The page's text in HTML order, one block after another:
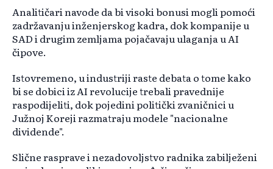
Analitičari navode da bi visoki bonusi mogli pomoći
zadržavanju inženjerskog kadra, dok kompanije u
SAD i drugim zemljama pojačavaju ulaganja u AI
čipove.
Istovremeno, u industriji raste debata o tome kako
bi se dobici iz AI revolucije trebali pravednije
raspodijeliti, dok pojedini politički zvaničnici u
Južnoj Koreji razmatraju modele "nacionalne
dividende".
Slične rasprave i nezadovoljstvo radnika zabilježeni